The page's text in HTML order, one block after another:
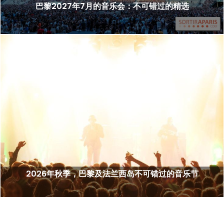
巴黎2027年7月的音乐会：不可错过的精选
2026年秋季，巴黎及法兰西岛不可错过的音乐节